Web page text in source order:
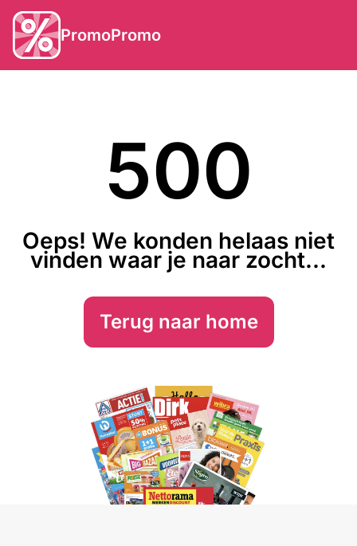
PromoPromo
500
Oeps! We konden helaas niet
vinden waar je naar zocht...
Terug naar home